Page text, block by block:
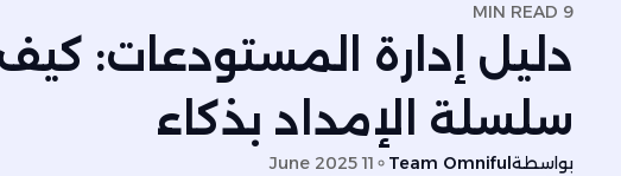
9 MIN READ
دليل إدارة المستودعات:
سلسلة الإمداد بذكاء
بواسطةTeam Omniful
11 June 2025